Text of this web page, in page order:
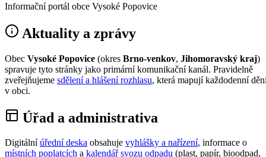
Informační portál obce Vysoké Popovice
Aktuality a zprávy
Obec Vysoké Popovice (okres Brno-venkov, Jihomoravský kraj)
spravuje tyto stránky jako primární komunikační kanál. Pravidelně
zveřejňujeme sdělení a hlášení rozhlasu, která mapují každodenní
v obci.
Úřad a administrativa
Digitální úřední deska obsahuje vyhlášky a nařízení, informace o
místních poplatcích a kalendář svozu odpadu (plast, papír, bioodpad,